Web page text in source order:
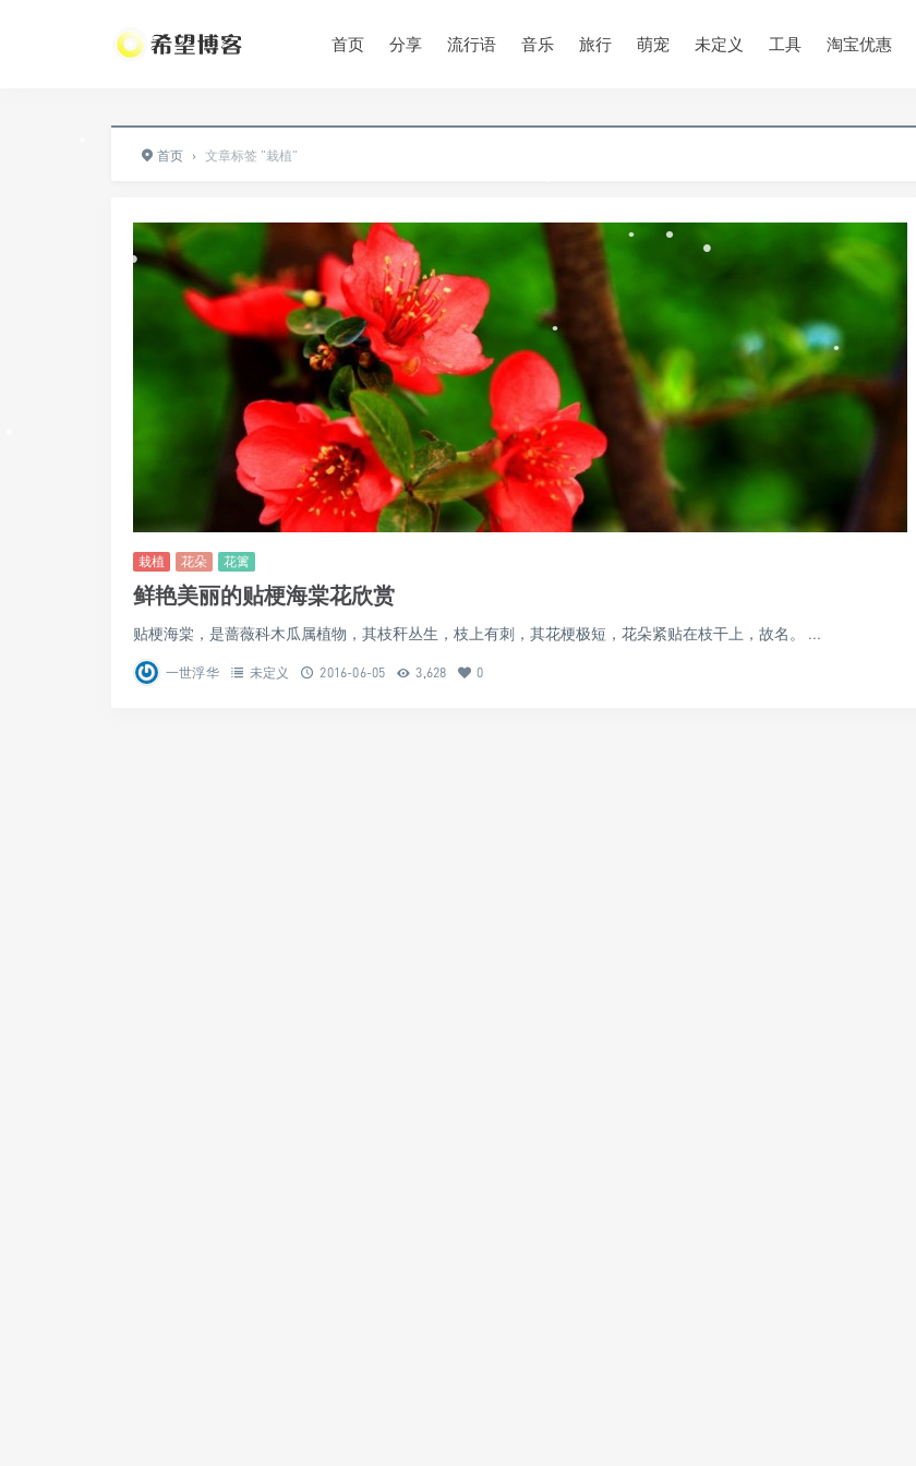
首页 分享 流行语 音乐 旅行 萌宠 未定义 工具 淘宝优惠
首页 › 文章标签 "栽植"
栽植 花朵 花篱
鲜艳美丽的贴梗海棠花欣赏
贴梗海棠，是蔷薇科木瓜属植物，其枝秆丛生，枝上有刺，其花梗极短，花朵紧贴在枝干上，故名。 ...
一世浮华 未定义 2016-06-05 3,628 0
•
•
•